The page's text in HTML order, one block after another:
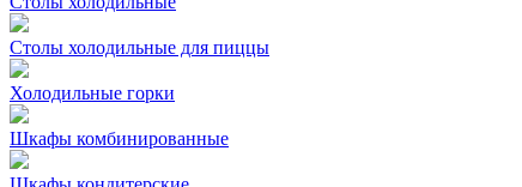
Столы холодильные для пиццы
Холодильные горки
Шкафы комбинированные